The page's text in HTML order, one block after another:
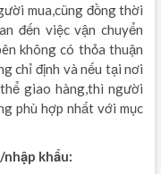
mua,cũng đồng thời
đến việc vận chuyển
không có thỏa thuận
chỉ định và nếu tại nơi
giao hàng,thì người
phù hợp nhất với mục
khẩu: